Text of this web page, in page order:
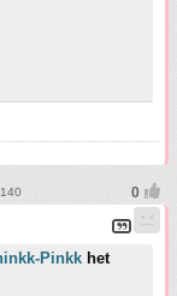
Pinkk het